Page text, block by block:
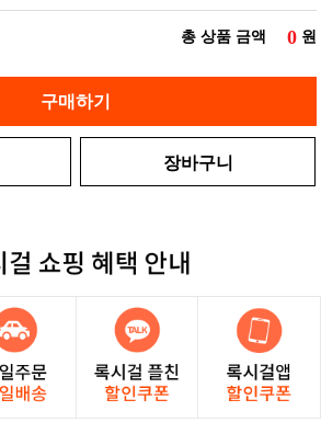
총 상품 금액 0 원
구매하기
장바구니